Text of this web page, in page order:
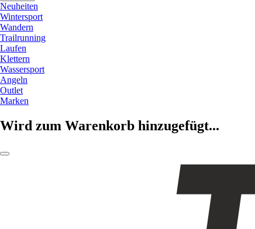
Neuheiten
Wintersport
Wandern
Trailrunning
Laufen
Klettern
Wassersport
Angeln
Outlet
Marken
Wird zum Warenkorb hinzugefügt...